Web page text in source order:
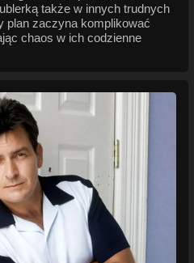
także w innych trudnych
plan zaczyna komplikować
chaos w ich codzienne